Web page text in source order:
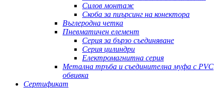
Силов монтаж
Скоба за пиърсинг на конектора
Въглеродна четка
Пневматичен елемент
Серия за бързо съединяване
Серия цилиндри
Електромагнитна серия
Метална тръба и съединителна муфа с PVC
обвивка
Сертификат